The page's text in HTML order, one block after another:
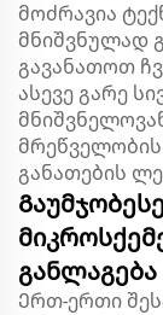
მოძრავია
მნიშვნულად
გავანათოთ
ასევე გარე
განათების
განლაგება
Ერთ-ერთი